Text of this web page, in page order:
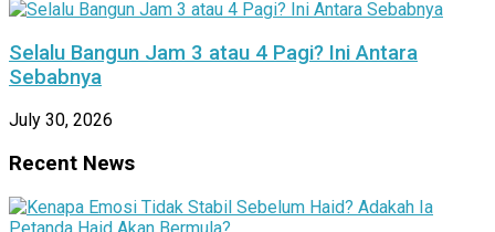
Selalu Bangun Jam 3 atau 4 Pagi? Ini Antara
Sebabnya
July 30, 2026
Recent News